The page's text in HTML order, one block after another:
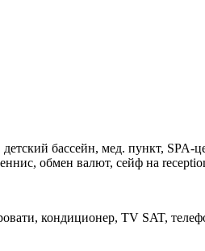
бассейн, мед. пункт, SPA-
обмен валют, сейф на
кондиционер, TV SAT,